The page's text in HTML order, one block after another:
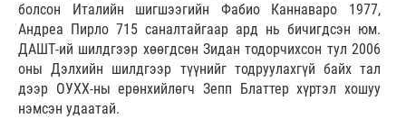
болсон Италийн шигшээгийн Фабио Каннаваро 1977,
Андреа Пирло 715 саналтайгаар ард нь бичигдсэн юм.
ДАШТ-ий шилдгээр хөөгдсөн Зидан тодорчихсон тул 2006
оны Дэлхийн шилдгээр түүнийг тодруулахгүй байх тал
дээр ОУХХ-ны ерөнхийлөгч Зепп Блаттер хүртэл хошуу
нэмсэн удаатай.